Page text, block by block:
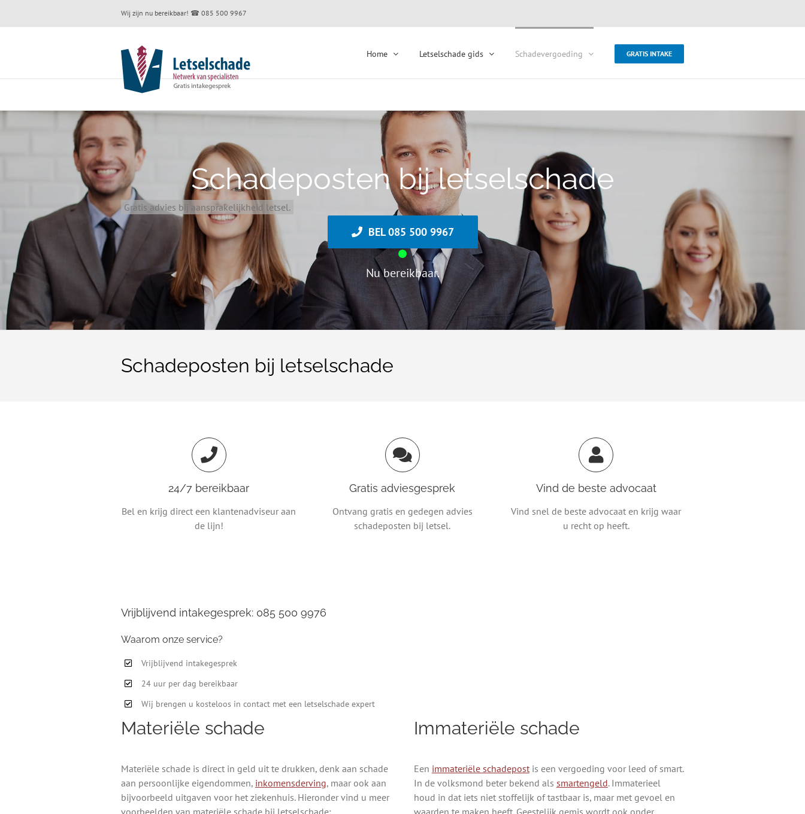
Wij zijn nu bereikbaar! ☎ 085 500 9967
Home Letselschade gids Schadevergoeding GRATIS INTAKE
Schadeposten bij letselschade
Gratis advies bij aansprakelijkheid letsel.
BEL 085 500 9967
Nu bereikbaar.
Schadeposten bij letselschade
24/7 bereikbaar
Bel en krijg direct een klantenadviseur aan
de lijn!
Gratis adviesgesprek
Ontvang gratis en gedegen advies
schadeposten bij letsel.
Vind de beste advocaat
Vind snel de beste advocaat en krijg waar
u recht op heeft.
Vrijblijvend intakegesprek: 085 500 9976
Waarom onze service?
Vrijblijvend intakegesprek
24 uur per dag bereikbaar
Wij brengen u kosteloos in contact met een letselschade expert
Materiële schade
Materiële schade is direct in geld uit te drukken, denk aan schade
aan persoonlijke eigendommen, inkomensderving, maar ook aan
bijvoorbeeld uitgaven voor het ziekenhuis. Hieronder vind u meer
voorbeelden van materiële schade bij letselschade:
Immateriële schade
Een immateriële schadepostis een vergoeding voor leed of smart.
In de volksmond beter bekend als smartengeld. Immaterieel
houd in dat iets niet stoffelijk of tastbaar is, maar met gevoel en
waarden te maken heeft. Geestelijk gemis wordt ook onder